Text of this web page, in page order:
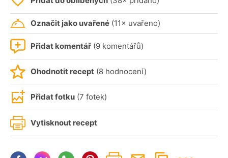
Označit jako uvařené (11× uvařeno)
Přidat komentář (9 komentářů)
Ohodnotit recept (8 hodnocení)
Přidat fotku (7 fotek)
Vytisknout recept